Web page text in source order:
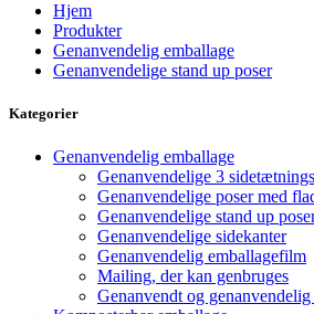
Hjem
Produkter
Genanvendelig emballage
Genanvendelige stand up poser
Kategorier
Genanvendelig emballage
Genanvendelige 3
Genanvendelige poser med
Genanvendelige stand up
Genanvendelige sidekanter
Genanvendelig emballagefilm
Mailing, der kan genbruges
Genanvendt og